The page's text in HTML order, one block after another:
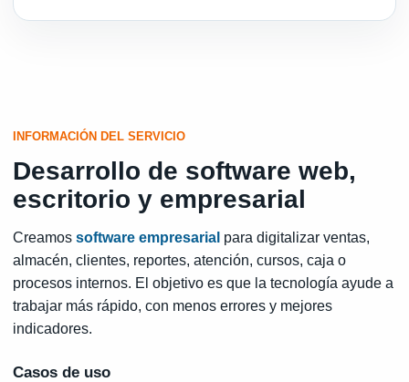
INFORMACIÓN DEL SERVICIO
Desarrollo de software web,
escritorio y empresarial
Creamos software empresarial para digitalizar ventas,
almacén, clientes, reportes, atención, cursos, caja o
procesos internos. El objetivo es que la tecnología ayude a
trabajar más rápido, con menos errores y mejores
indicadores.
Casos de uso